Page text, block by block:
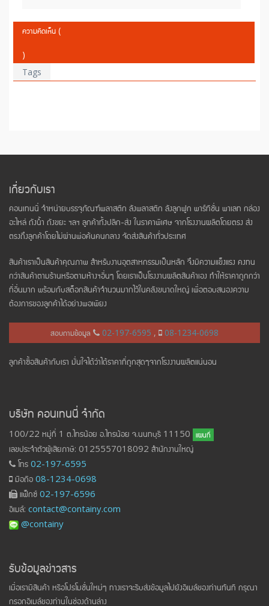
ความคิดเห็น (
)
Tags
เกี่ยวกับเรา
คอนเทนนี่ จำหน่ายบรรจุภัณฑ์พลาสติก ลังพลาสติก ลังลูกฟูก พาร์ทิชั่น พาเลท กล่อง
อะไหล่ ถังน้ำ ถังขยะ ฯลฯ ลูกค้าทั้งปลีก-ส่ง ในราคาพิเศษ จากโรงงานผลิตโดยตรง ส่ง
ตรงถึงลูกค้าโดยไม่ผ่านพ่อค้นคนกลาง จัดส่งสินค้าทั่วประเทศ
สินค้าเราเป็นสินค้าคุณภาพ สำหรับงานอุตสาหกรรมเป็นหลัก จึงมีความแข็งแรง คงทน
กว่าสินค้าตามร้านหรือตามห้างฯอื่นๆ โดยเราเป็นโรงงานผลิตสินค้าเอง ทำให้ราคาถูกกว่า
ที่อื่นมาก พร้อมกับสต็อกสินค้าจำนวนมากไว้ในคลังขนาดใหญ่ เพื่อตอบสนองความ
ต้องการของลูกค้าได้อย่างพอเพียง
สอบถามข้อมูล 02-197-6595 , 08-1234-0698
ลูกค้าซื้อสินค้ากับเรา มั่นใจได้ว่าได้ราคาที่ถูกสุดๆจากโรงงานผลิตแน่นอน
บริษัท คอนเทนนี่ จำกัด
100/22 หมู่ที่ 1 ต.ไทรน้อย อ.ไทรน้อย จ.นนทบุรี 11150 แผนที่
เลขประจำตัวผู้เสียภาษี: 0125557018092 สำนักงานใหญ่
โทร 02-197-6595
มือถือ 08-1234-0698
แฟ็กซ์ 02-197-6596
อีเมล์: contact@containy.com
@containy
รับข้อมูลข่าวสาร
เมื่อเรามีสินค้า หรือโปรโมชั่นใหม่ๆ ทางเราจะรีบส่งข้อมูลไปยังอีเมล์ของท่านทันที กรุณา
กรอกอีเมล์ของท่านในช่องด้านล่าง